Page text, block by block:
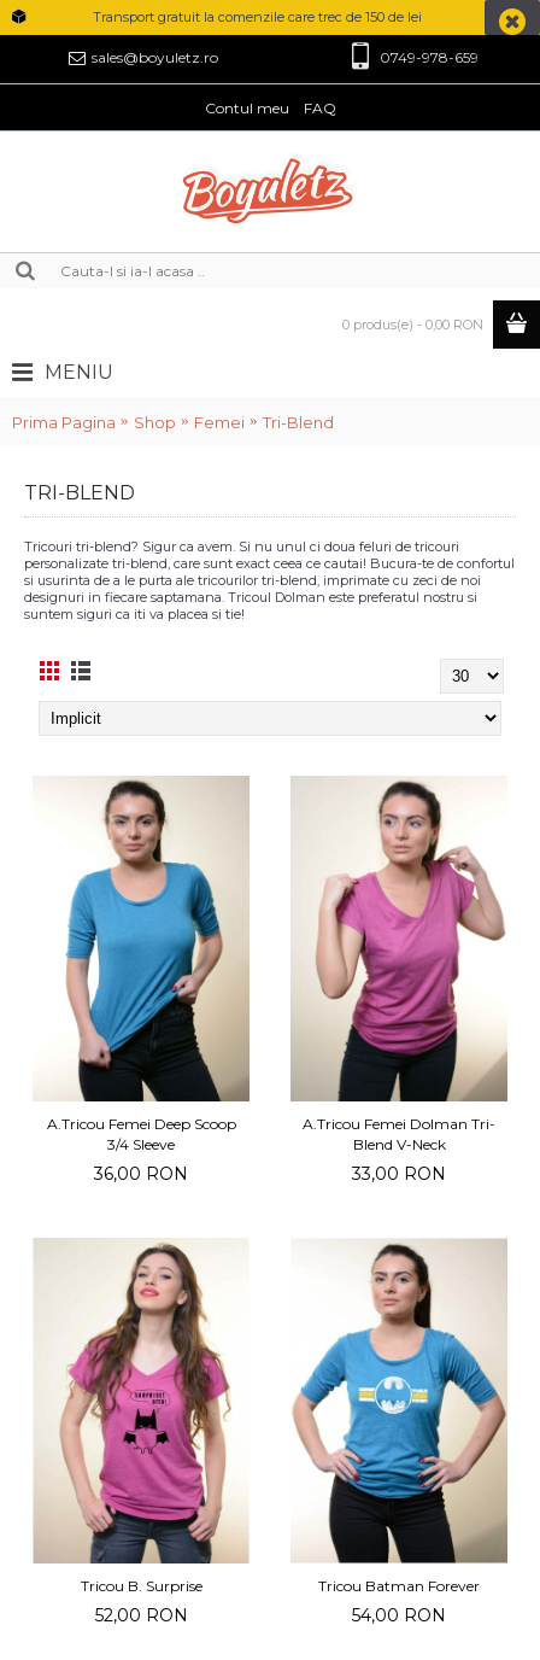
Transport gratuit la comenzile care trec de 150 de lei
sales@boyuletz.ro 0749-978-659
Contul meu FAQ
0 produs(e) - 0,00 RON
MENIU
Prima Pagina Shop Femei Tri-Blend
TRI-BLEND
Tricouri tri-blend? Sigur ca avem. Si nu unul ci doua feluri de tricouri
personalizate tri-blend, care sunt exact ceea ce cautai! Bucura-te de confortul
si usurinta de a le purta ale tricourilor tri-blend, imprimate cu zeci de noi
designuri in fiecare saptamana. Tricoul Dolman este preferatul nostru si
suntem siguri ca iti va placea si tie!
A.Tricou Femei Deep Scoop
3/4 Sleeve
36,00 RON
A.Tricou Femei Dolman Tri-
Blend V-Neck
33,00 RON
Tricou B. Surprise
52,00 RON
Tricou Batman Forever
54,00 RON